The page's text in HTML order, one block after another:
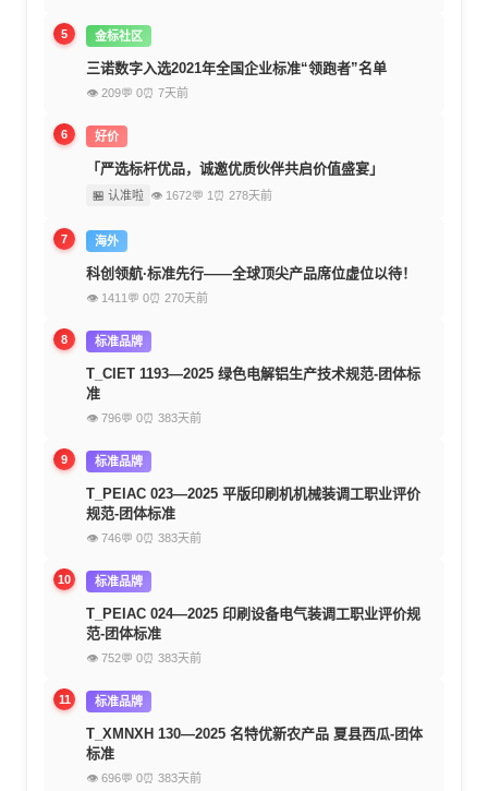
5 金标社区
三诺数字入选2021年全国企业标准“领跑者”名单
👁 209💬 0⏰ 7天前
6 好价
「严选标杆优品，诚邀优质伙伴共启价值盛宴」
🏪 认准啦 👁 1672💬 1 ⏰ 278天前
7 海外
科创领航·标准先行——全球顶尖产品席位虚位以待！
👁 1411 💬 0⏰ 270天前
8 标准品牌
T_CIET 1193—2025 绿色电解铝生产技术规范-团体标
准
👁 796💬 0⏰ 383天前
9 标准品牌
T_PEIAC 023—2025 平版印刷机机械装调工职业评价
规范-团体标准
👁 746💬 0⏰ 383天前
10 标准品牌
T_PEIAC 024—2025 印刷设备电气装调工职业评价规
范-团体标准
👁 752💬 0⏰ 383天前
11 标准品牌
T_XMNXH 130—2025 名特优新农产品 夏县西瓜-团体
标准
👁 696💬 0⏰ 383天前